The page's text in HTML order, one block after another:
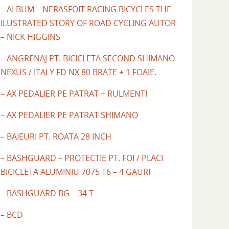
– ALBUM – NERASFOIT RACING BICYCLES THE
ILUSTRATED STORY OF ROAD CYCLING AUTOR
– NICK HIGGINS
– ANGRENAJ PT. BICICLETA SECOND SHIMANO
NEXUS / ITALY FD NX 80 BRATE + 1 FOAIE.
– AX PEDALIER PE PATRAT + RULMENTI
– AX PEDALIER PE PATRAT SHIMANO
– BAIEURI PT. ROATA 28 INCH
– BASHGUARD – PROTECTIE PT. FOI / PLACI
BICICLETA ALUMINIU 7075 T6 – 4 GAURI
– BASHGUARD BG – 34 T
– BCD